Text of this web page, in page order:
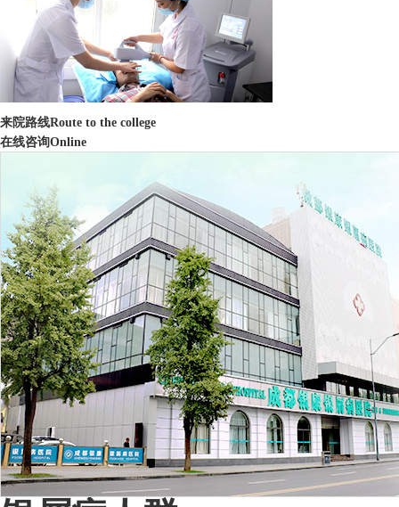
来院路线Route to the college
在线咨询Online